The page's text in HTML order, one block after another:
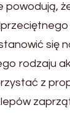
powodują,
się
rodzaju
z